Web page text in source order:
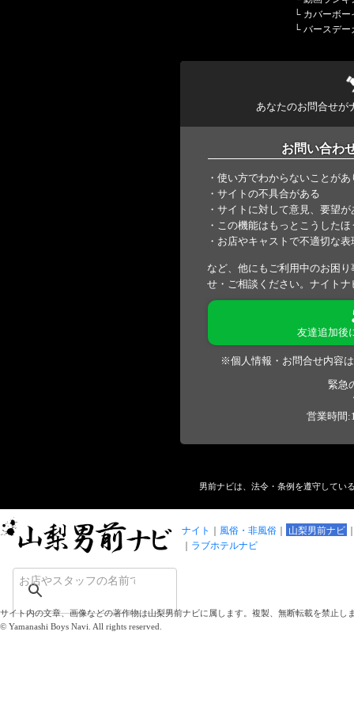
└ カバーボー
└ バースデー
あなたのお問合せが
お問い合わ
・使い方でわからないことが
・サイトの不具合がある
・サイトに対して意見、要望が
・この機能はもっとこうした
・お店やキャストで不適切な
など、他にもご利用中のお困
せ・ご相談ください。ナイト
友達追加後
※個人情報・お問合せ内容
緊急
営業時間
男前ナビは、法令・条例を遵守してい
ナイト 風俗・非風俗
山梨男前ナビ
ラブホテルナビ
サイト内の文章、画像などの著作物は山梨男前ナビに属します。複製、無断転載を禁止し
© Yamanashi Boys Navi. All rights reserved.